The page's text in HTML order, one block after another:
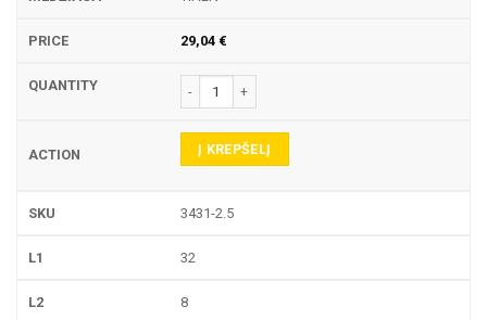
29,04 €
produkto kiekis: 3431 PIRŠTINĖ FREZA
Į KREPŠELĮ
3431-2.5
32
8